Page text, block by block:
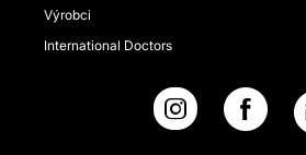
Výrobci
International Doctors